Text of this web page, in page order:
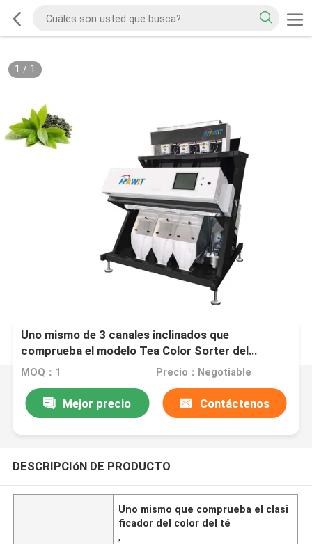
1 / 1
Uno mismo de 3 canales inclinados que
comprueba el modelo Tea Color Sorter del
chapitel del sistema
MOQ：1 Precio：Negotiable
Mejor precio Contáctenos
DESCRIPCIóN DE PRODUCTO
Uno mismo que comprueba el clasi
ficador del color del té
,